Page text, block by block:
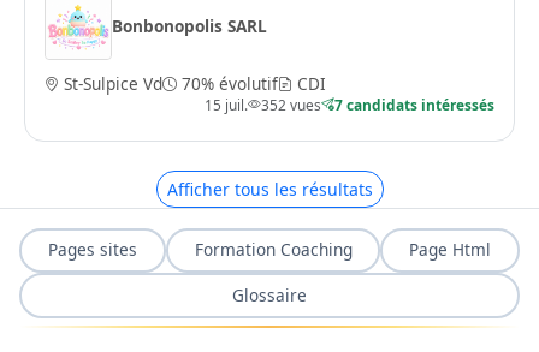
Bonbonopolis SARL
St-Sulpice Vd 70% évolutif CDI
15 juil. 352 vues 7 candidats intéressés
Afficher tous les résultats
Pages sites Formation Coaching
Page Html
Glossaire